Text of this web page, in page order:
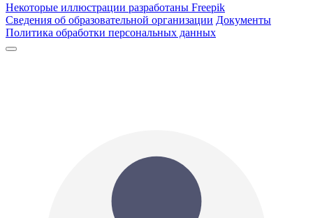
Некоторые иллюстрации разработаны Freepik
Сведения об образовательной организации Документы
Политика обработки персональных данных